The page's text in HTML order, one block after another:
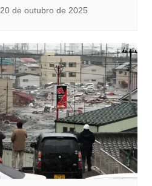
20 de outubro de 2025